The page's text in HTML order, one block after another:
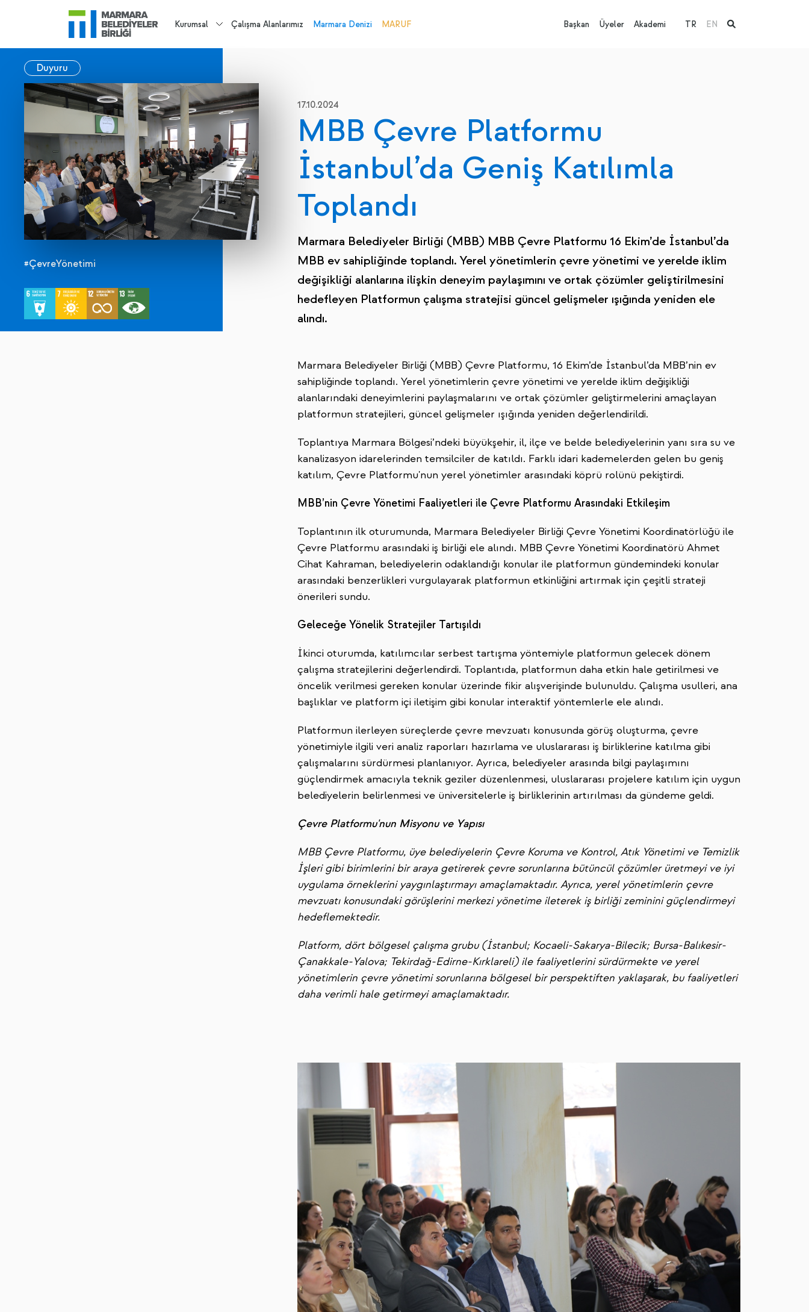
Kurumsal Çalışma Alanlarımız Marmara Denizi MARUF Başkan Üyeler Akademi TR EN
Duyuru
#ÇevreYönetimi
17.10.2024
MBB Çevre Platformu
İstanbul’da Geniş Katılımla
Toplandı
Marmara Belediyeler Birliği (MBB) MBB Çevre Platformu 16 Ekim’de İstanbul’da
MBB ev sahipliğinde toplandı. Yerel yönetimlerin çevre yönetimi ve yerelde iklim
değişikliği alanlarına ilişkin deneyim paylaşımını ve ortak çözümler geliştirilmesini
hedefleyen Platformun çalışma stratejisi güncel gelişmeler ışığında yeniden ele
alındı.
Marmara Belediyeler Birliği (MBB) Çevre Platformu, 16 Ekim’de İstanbul’da MBB’nin ev
sahipliğinde toplandı. Yerel yönetimlerin çevre yönetimi ve yerelde iklim değişikliği
alanlarındaki deneyimlerini paylaşmalarını ve ortak çözümler geliştirmelerini amaçlayan
platformun stratejileri, güncel gelişmeler ışığında yeniden değerlendirildi.
Toplantıya Marmara Bölgesi’ndeki büyükşehir, il, ilçe ve belde belediyelerinin yanı sıra su ve
kanalizasyon idarelerinden temsilciler de katıldı. Farklı idari kademelerden gelen bu geniş
katılım, Çevre Platformu'nun yerel yönetimler arasındaki köprü rolünü pekiştirdi.
MBB’nin Çevre Yönetimi Faaliyetleri ile Çevre Platformu Arasındaki Etkileşim
Toplantının ilk oturumunda, Marmara Belediyeler Birliği Çevre Yönetimi Koordinatörlüğü ile
Çevre Platformu arasındaki iş birliği ele alındı. MBB Çevre Yönetimi Koordinatörü Ahmet
Cihat Kahraman, belediyelerin odaklandığı konular ile platformun gündemindeki konular
arasındaki benzerlikleri vurgulayarak platformun etkinliğini artırmak için çeşitli strateji
önerileri sundu.
Geleceğe Yönelik Stratejiler Tartışıldı
İkinci oturumda, katılımcılar serbest tartışma yöntemiyle platformun gelecek dönem
çalışma stratejilerini değerlendirdi. Toplantıda, platformun daha etkin hale getirilmesi ve
öncelik verilmesi gereken konular üzerinde fikir alışverişinde bulunuldu. Çalışma usulleri, ana
başlıklar ve platform içi iletişim gibi konular interaktif yöntemlerle ele alındı.
Platformun ilerleyen süreçlerde çevre mevzuatı konusunda görüş oluşturma, çevre
yönetimiyle ilgili veri analiz raporları hazırlama ve uluslararası iş birliklerine katılma gibi
çalışmalarını sürdürmesi planlanıyor. Ayrıca, belediyeler arasında bilgi paylaşımını
güçlendirmek amacıyla teknik geziler düzenlenmesi, uluslararası projelere katılım için uygun
belediyelerin belirlenmesi ve üniversitelerle iş birliklerinin artırılması da gündeme geldi.
Çevre Platformu'nun Misyonu ve Yapısı
MBB Çevre Platformu, üye belediyelerin Çevre Koruma ve Kontrol, Atık Yönetimi ve Temizlik
İşleri gibi birimlerini bir araya getirerek çevre sorunlarına bütüncül çözümler üretmeyi ve iyi
uygulama örneklerini yaygınlaştırmayı amaçlamaktadır. Ayrıca, yerel yönetimlerin çevre
mevzuatı konusundaki görüşlerini merkezi yönetime ileterek iş birliği zeminini güçlendirmeyi
hedeflemektedir.
Platform, dört bölgesel çalışma grubu (İstanbul; Kocaeli-Sakarya-Bilecik; Bursa-Balıkesir-
Çanakkale-Yalova; Tekirdağ-Edirne-Kırklareli) ile faaliyetlerini sürdürmekte ve yerel
yönetimlerin çevre yönetimi sorunlarına bölgesel bir perspektiften yaklaşarak, bu faaliyetleri
daha verimli hale getirmeyi amaçlamaktadır.